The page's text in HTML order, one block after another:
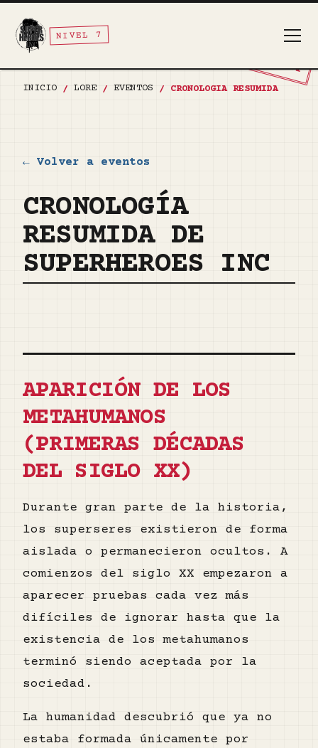
TOP SECRET
NIVEL 7
INICIO / LORE / EVENTOS / CRONOLOGIA RESUMIDA
← Volver a eventos
CRONOLOGÍA
RESUMIDA DE
SUPERHEROES INC
APARICIÓN DE LOS
METAHUMANOS
(PRIMERAS DÉCADAS
DEL SIGLO XX)
Durante gran parte de la historia,
los superseres existieron de forma
aislada o permanecieron ocultos. A
comienzos del siglo XX empezaron a
aparecer pruebas cada vez más
difíciles de ignorar hasta que la
existencia de los metahumanos
terminó siendo aceptada por la
sociedad.
La humanidad descubrió que ya no
estaba formada únicamente por